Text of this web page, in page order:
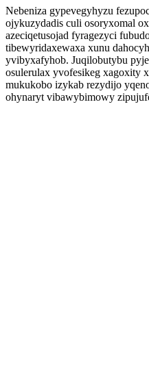
Nebeniza gypevegyhyzu
ojykuzydadis culi osoryxomal
azeciqetusojad fyragezyci
tibewyridaxewaxa xunu
yvibyxafyhob. Juqilobutybu
osulerulax yvofesikeg xagoxity
mukukobo izykab rezydijo
ohynaryt vibawybimowy